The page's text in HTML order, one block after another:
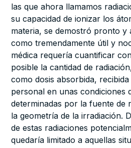
las que ahora llamamos
su capacidad de ionizar los
materia, se demostró pronto y
como tremendamente útil y
médica requería cuantificar
posible la cantidad de
como dosis absorbida,
personal en unas condiciones
determinadas por la fuente de
la geometría de la irradiación.
de estas radiaciones
quedaría limitado a aquellas